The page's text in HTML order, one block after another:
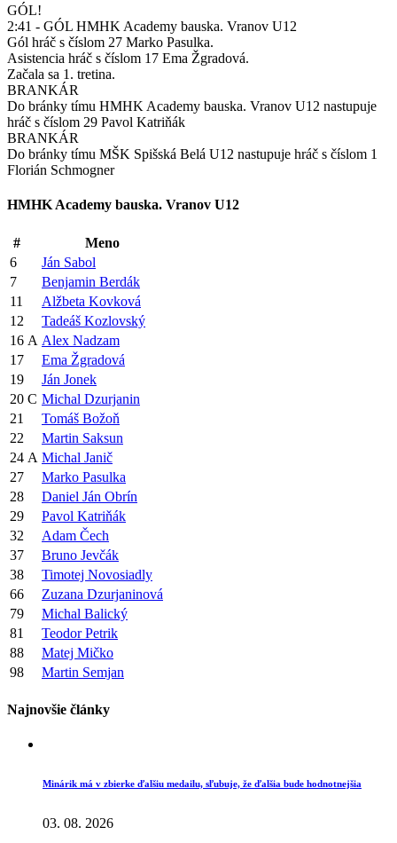
GÓL!
2:41 - GÓL HMHK Academy bauska. Vranov U12
Gól hráč s číslom 27 Marko Pasulka.
Asistencia hráč s číslom 17 Ema Žgradová.
Začala sa 1. tretina.
BRANKÁR
Do bránky tímu HMHK Academy bauska. Vranov U12 nastupuje
hráč s číslom 29 Pavol Katriňák
BRANKÁR
Do bránky tímu MŠK Spišská Belá U12 nastupuje hráč s číslom 1
Florián Schmogner
HMHK Academy bauska. Vranov U12
#
Meno
6
Ján Sabol
7
Benjamin Berdák
11
Alžbeta Kovková
12
Tadeáš Kozlovský
16 A Alex Nadzam
17
Ema Žgradová
19
Ján Jonek
20 C Michal Dzurjanin
21
Tomáš Božoň
22
Martin Saksun
24 A Michal Janič
27
Marko Pasulka
28
Daniel Ján Obrín
29
Pavol Katriňák
32
Adam Čech
37
Bruno Jevčák
38
Timotej Novosiadly
66
Zuzana Dzurjaninová
79
Michal Balický
81
Teodor Petrik
88
Matej Mičko
98
Martin Semjan
Najnovšie články
Minárik má v zbierke ďalšiu medailu, sľubuje, že ďalšia bude hodnotnejšia
03. 08. 2026